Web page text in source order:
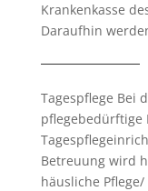
Krankenkasse
Daraufhin
Tagespflege Bei
pflegebedürftige
Betreuung wird
häusliche